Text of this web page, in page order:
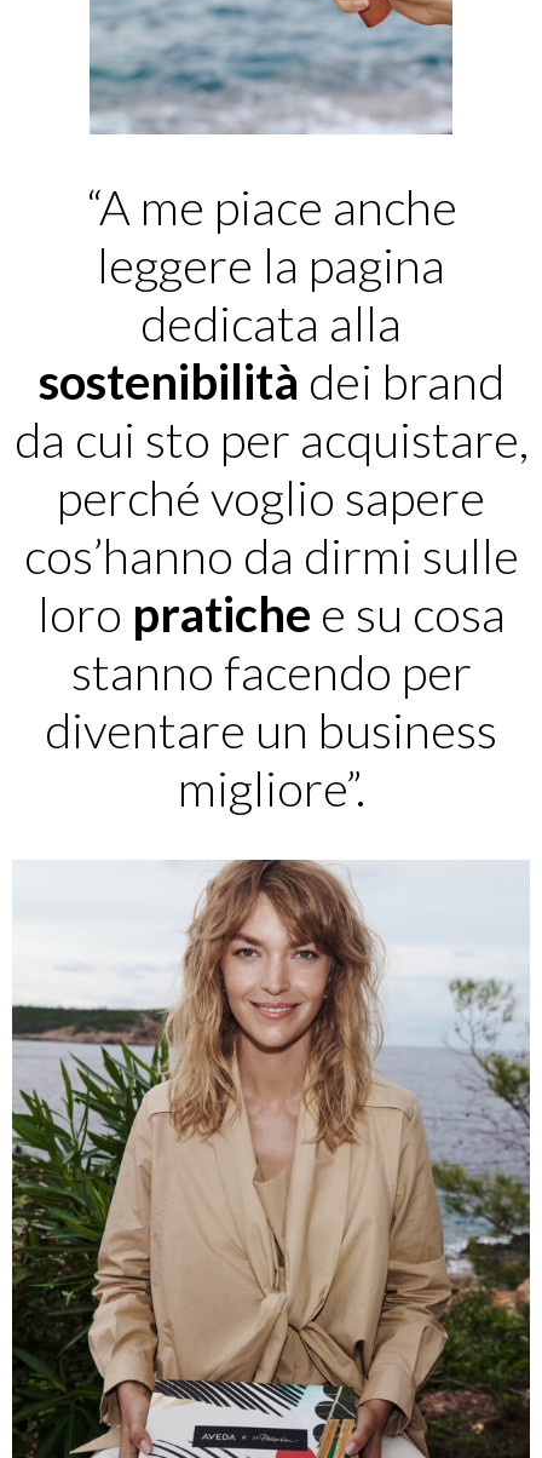
“A me piace anche
leggere la pagina
dedicata alla
sostenibilità dei brand
da cui sto per acquistare,
perché voglio sapere
cos’hanno da dirmi sulle
loro pratiche e su cosa
stanno facendo per
diventare un business
migliore”.